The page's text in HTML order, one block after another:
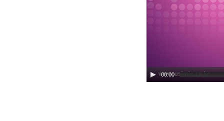
00:00